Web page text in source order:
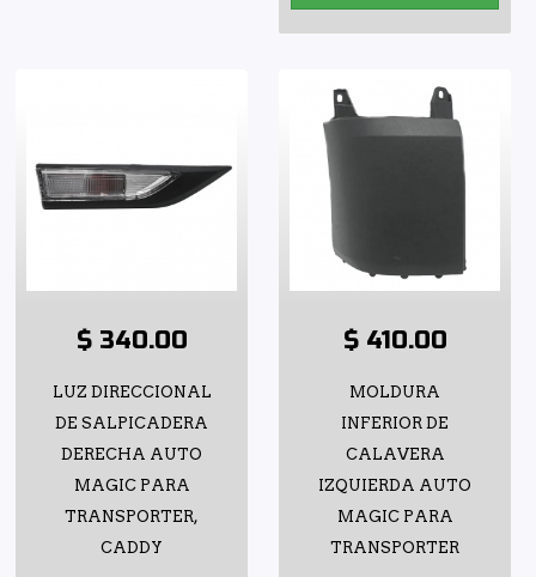
$ 340.00
LUZ DIRECCIONAL
DE SALPICADERA
DERECHA AUTO
MAGIC PARA
TRANSPORTER,
CADDY
$ 410.00
MOLDURA
INFERIOR DE
CALAVERA
IZQUIERDA AUTO
MAGIC PARA
TRANSPORTER